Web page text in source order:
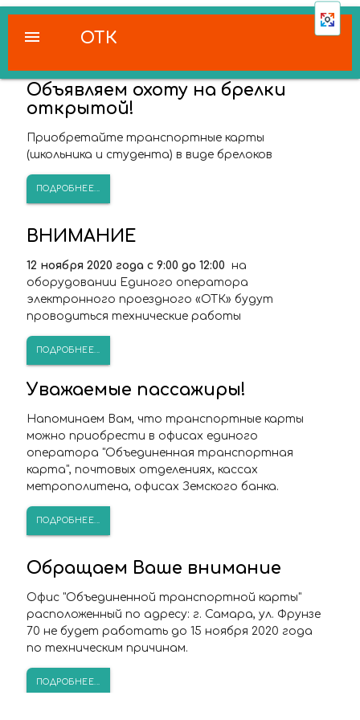
ОТК
menu
Объявляем охоту на брелки
открытой!
Приобретайте транспортные карты
(школьника и студента) в виде брелоков
ПОДРОБНЕЕ...
ВНИМАНИЕ
12 ноября 2020 года с 9:00 до 12:00 на
оборудовании Единого оператора
электронного проездного «ОТК» будут
проводиться технические работы
ПОДРОБНЕЕ...
Уважаемые пассажиры!
Напоминаем Вам, что транспортные карты
можно приобрести в офисах единого
оператора "Объединенная транспортная
карта", почтовых отделениях, кассах
метрополитена, офисах Земского банка.
ПОДРОБНЕЕ...
Обращаем Ваше внимание
Офис "Объединенной транспортной карты"
расположенный по адресу: г. Самара, ул. Фрунзе
70 не будет работать до 15 ноября 2020 года
по техническим причинам.
ПОДРОБНЕЕ...